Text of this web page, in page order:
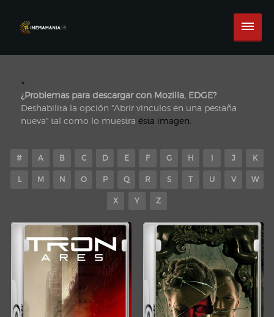
×
¿Problemas para descargar con Mozilla, EDGE?
Deshabilita la opción "Abrir vinculos en una pestaña
nueva" tal como lo muestra ésta imagen.
# A B C D E F G H I J K
L M N O P Q R S T U V W
X Y Z